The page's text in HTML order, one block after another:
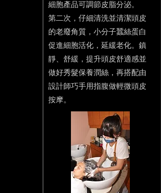
細胞產品可調節皮脂分泌。
第二次，仔細清洗並清潔頭皮
的老廢角質，小分子蠶絲蛋白
促進細胞活化，延緩老化。鎮
靜、舒緩，提升頭皮舒適感並
做好秀髮保養潤絲，再搭配由
設計師巧手用指腹做輕微頭皮
按摩。